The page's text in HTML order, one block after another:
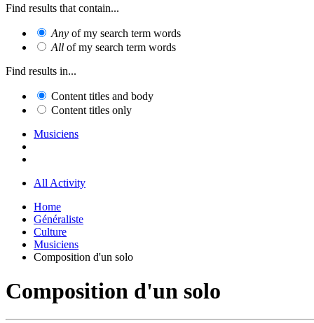
Find results that contain...
Any of my search term words
All of my search term words
Find results in...
Content titles and body
Content titles only
Musiciens
All Activity
Home
Généraliste
Culture
Musiciens
Composition d'un solo
Composition d'un solo